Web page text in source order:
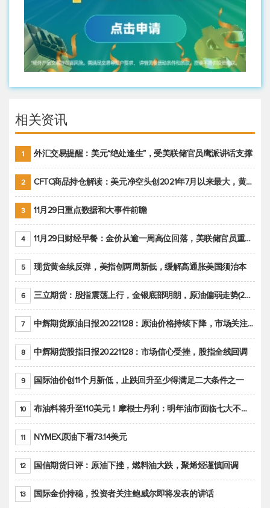
相关资讯
1 外汇交易提醒：美元“绝处逢生”，受美联储官员鹰派讲话支撑
2 CFTC商品持仓解读：美元净空头创2021年7月以来最大，黄金期货投机性净多头头寸减少
3 11月29日重点数据和大事件前瞻
4 11月29日财经早餐：金价从逾一周高位回落，美联储官员重申鹰派立场推动美元回升
5 现货黄金续反弹，美指创两周新低，缓解高通胀美国须治本
6 三立期货：股指震荡上行，金银底部明朗，原油偏弱走势(20221128收评)
7 中辉期货原油日报20221128：原油价格持续下降，市场关注OPEC+新一轮产能政策
8 中辉期货股指日报20221128：市场信心受挫，股指全线回调
9 国际油价创11个月新低，止跌回升至少得满足二大条件之一
10 布油料将升至110美元！摩根士丹利：明年油市面临七大不确定性
11 NYMEX原油下看73.14美元
12 国信期货日评：原油下挫，燃料油大跌，聚烯烃谨慎回调
13 国际金价持稳，投资者关注鲍威尔即将发表的讲话